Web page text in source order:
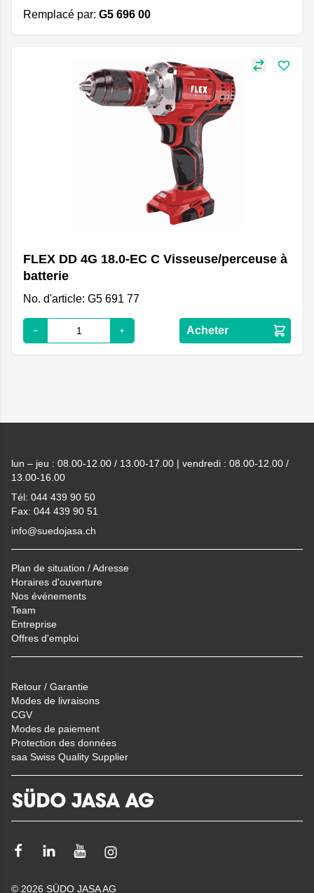
Remplacé par: G5 696 00
FLEX DD 4G 18.0-EC C Visseuse/perceuse à
batterie
No. d'article: G5 691 77
Acheter
lun – jeu : 08.00-12.00 / 13.00-17.00 | vendredi : 08.00-12.00 /
13.00-16.00
Tél: 044 439 90 50
Fax: 044 439 90 51
info@suedojasa.ch
Plan de situation / Adresse
Horaires d'ouverture
Nos événements
Team
Entreprise
Offres d'emploi
Retour / Garantie
Modes de livraisons
CGV
Modes de paiement
Protection des données
saa Swiss Quality Supplier
FacebookLinkedInYoutubeInstagram
© 2026 SÜDO JASA AG